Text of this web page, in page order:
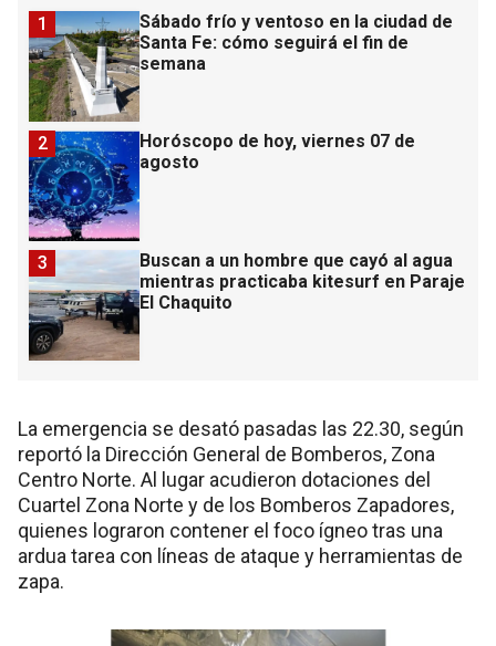
Sábado frío y ventoso en la ciudad de
Santa Fe: cómo seguirá el fin de
semana
1
Horóscopo de hoy, viernes 07 de
agosto
2
Buscan a un hombre que cayó al agua
mientras practicaba kitesurf en Paraje
El Chaquito
3
La emergencia se desató pasadas las 22.30, según
reportó la Dirección General de Bomberos, Zona
Centro Norte. Al lugar acudieron dotaciones del
Cuartel Zona Norte y de los Bomberos Zapadores,
quienes lograron contener el foco ígneo tras una
ardua tarea con líneas de ataque y herramientas de
zapa.